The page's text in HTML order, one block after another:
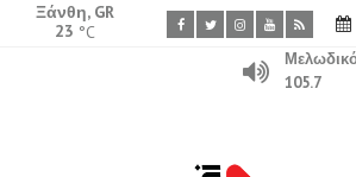
Ξάνθη, GR
23 °C
105.7